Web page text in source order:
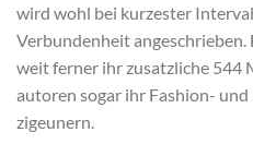
wird wohl bei kurzester
Verbundenheit
weit ferner ihr zusatzliche 544
autoren sogar ihr Fashion-
zigeunern.